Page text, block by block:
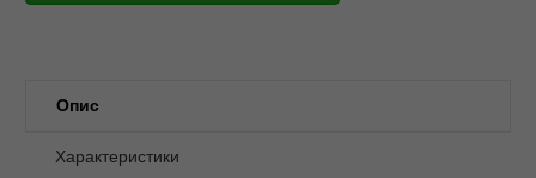
Опис
Характеристики